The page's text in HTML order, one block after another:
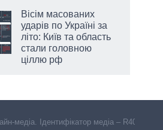
Вісім масованих
ударів по Україні за
літо: Київ та область
стали головною
ціллю рф
медіа. Ідентифікатор медіа – R40-